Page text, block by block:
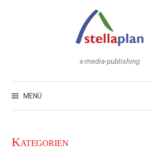
x-media-publishing
MENÜ
Kategorien